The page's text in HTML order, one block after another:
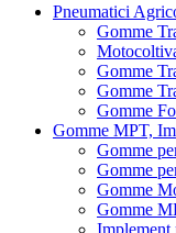
Pneumatici
Gomme
Gomme
Gomme
Gomme
Gomme MPT,
Gomme
Gomme
Gomme
Gomme
Implement